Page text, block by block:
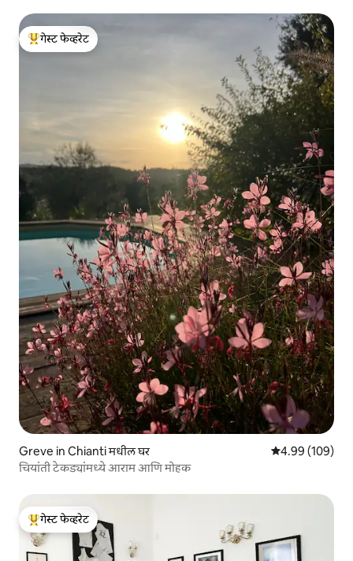
टॉप गेस्ट फेव्हरेट
गेस्ट फेव्हरेट
Greve in Chianti मधील घर 5 पैकी 4.99
4.99 (109)
चियांती टेकड्यांमध्ये आराम आणि मोहक
टॉप गेस्ट फेव्हरेट
गेस्ट फेव्हरेट